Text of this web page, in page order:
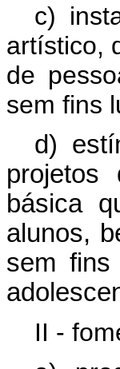
c)
artístico,
de
sem fins
d)
projetos
básica
alunos,
sem
II -